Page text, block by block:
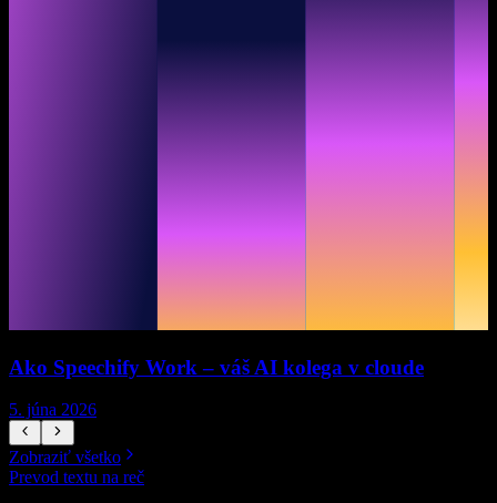
Ako Speechify Work – váš AI kolega v cloude
5. júna 2026
Zobraziť všetko
Prevod textu na reč